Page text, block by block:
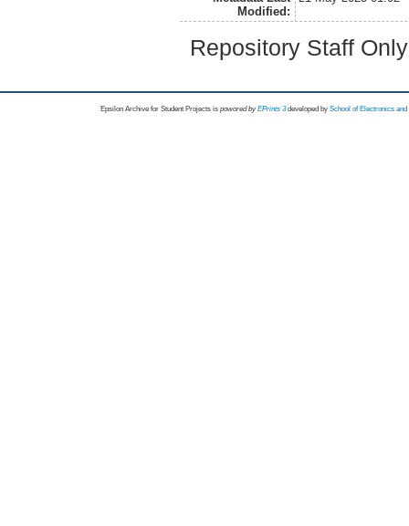
Modified:
Repository Staff
Epsilon Archive for Student Projects is powored byEPrints 3 developed by School of Electronics